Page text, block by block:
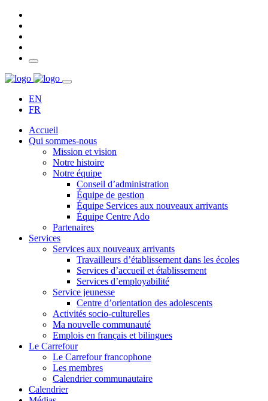
EN
FR
Accueil
Qui sommes-nous
Mission et vision
Notre histoire
Notre équipe
Conseil d’administration
Équipe de gestion
Équipe Services aux nouveaux arrivants
Équipe Centre Ado
Partenaires
Services
Services aux nouveaux arrivants
Travailleurs d’établissement dans les écoles
Services d’accueil et établissement
Services d’employabilité
Service jeunesse
Centre d’orientation des adolescents
Activités socio-culturelles
Ma nouvelle communauté
Emplois en français et bilingues
Le Carrefour
Le Carrefour francophone
Les membres
Calendrier communautaire
Calendrier